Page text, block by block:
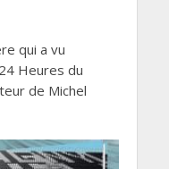
qui a vu
Heures du
de Michel